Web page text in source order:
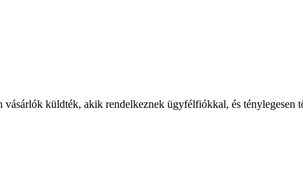
küldték, akik rendelkeznek ügyfélfiókkal, és